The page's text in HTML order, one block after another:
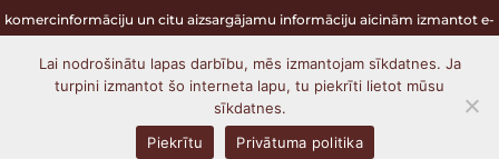
komercinformāciju un citu aizsargājamu informāciju aicinām izmantot e-
Latvijas Biomedicīnas pētījumu un studiju
© 2006 - 2025. Visas tiesības aizsargātas.
Lai nodrošinātu lapas darbību, mēs izmantojam sīkdatnes. Ja
turpini izmantot šo interneta lapu, tu piekrīti lietot mūsu
sīkdatnes.
Piekrītu
Privātuma politika